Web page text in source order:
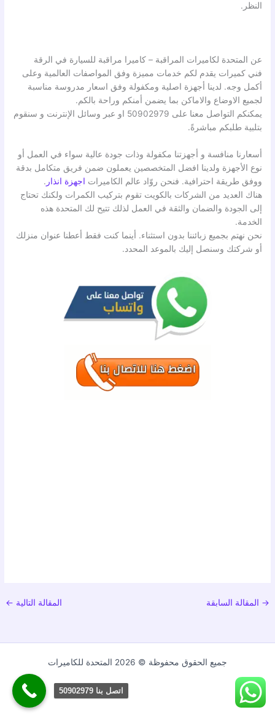
النظر.
عن المتحدة لكاميرات المراقبة – كاميرا مراقبة للسيارة في الرقة
فني كميرات يقدم لكم خدمات مميزة وفق المواصفات العالمية وعلى
أكمل وجه. لدينا أجهزة اصلية ومكفولة وفق اسعار مدروسة مناسبة
لجميع الاوضاع والاماكن بما يضمن أمنكم وراحة بالكم.
يمكنكم التواصل معنا على 50902979 او عبر وسائل الإنترنت و سنقوم
بتلبية طلبكم مباشرةً.
أسعارنا منافسة و أجهزتنا مكفولة وذات جودة عالية سواء في العمل أو
نوع الأجهزة ولدينا افضل المتخصصين يعملون ضمن فريق متكامل بدقة
ووفق طريقة احترافية. فنحن روّاد عالم الكاميرات اجهزة انذار .
هناك العديد من الشركات بالكويت تقوم بتركيب الكمرات ولكنك تحتاج
إلى الجودة والضمان والثقة في العمل لذلك تتيح لك المتحدة هذه
الخدمة.
نحن نهتم بجميع زبائننا بدون استثناء. أينما كنت فقط أعطنا عنوان منزلك
أو شركتك وسنصل إليك بالموعد المحدد.
→ المقالة السابقة المقالة التالية ←
جميع الحقوق محفوظة © 2026 المتحدة للكاميرات
اتصل بنا 50902979